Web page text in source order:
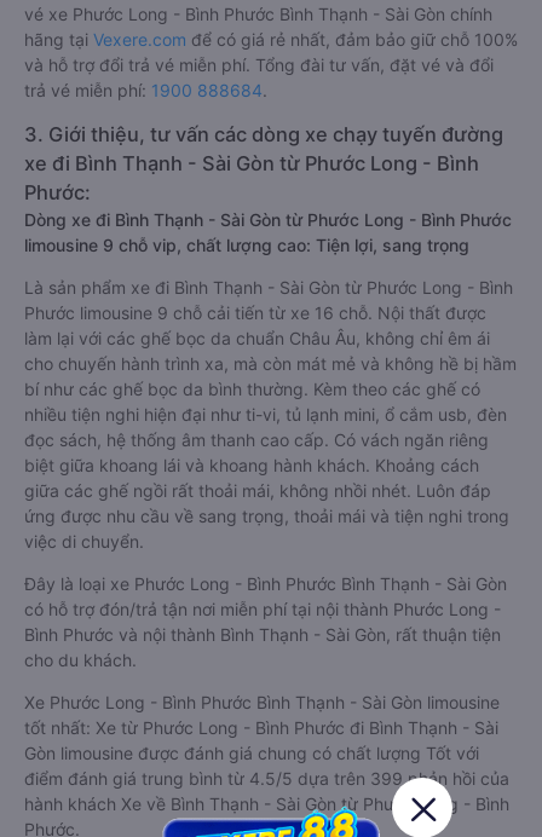
vé xe Phước Long - Bình Phước Bình Thạnh - Sài Gòn chính
hãng tại Vexere.com để có giá rẻ nhất, đảm bảo giữ chỗ 100%
và hỗ trợ đổi trả vé miễn phí. Tổng đài tư vấn, đặt vé và đổi
trả vé miễn phí: 1900 888684.
3. Giới thiệu, tư vấn các dòng xe chạy tuyến đường
xe đi Bình Thạnh - Sài Gòn từ Phước Long - Bình
Phước:
Dòng xe đi Bình Thạnh - Sài Gòn từ Phước Long - Bình Phước
limousine 9 chỗ vip, chất lượng cao: Tiện lợi, sang trọng
Là sản phẩm xe đi Bình Thạnh - Sài Gòn từ Phước Long - Bình
Phước limousine 9 chỗ cải tiến từ xe 16 chỗ. Nội thất được
làm lại với các ghế bọc da chuẩn Châu Âu, không chỉ êm ái
cho chuyến hành trình xa, mà còn mát mẻ và không hề bị hầm
bí như các ghế bọc da bình thường. Kèm theo các ghế có
nhiều tiện nghi hiện đại như ti-vi, tủ lạnh mini, ổ cắm usb, đèn
đọc sách, hệ thống âm thanh cao cấp. Có vách ngăn riêng
biệt giữa khoang lái và khoang hành khách. Khoảng cách
giữa các ghế ngồi rất thoải mái, không nhồi nhét. Luôn đáp
ứng được nhu cầu về sang trọng, thoải mái và tiện nghi trong
việc di chuyển.
Đây là loại xe Phước Long - Bình Phước Bình Thạnh - Sài Gòn
có hỗ trợ đón/trả tận nơi miễn phí tại nội thành Phước Long -
Bình Phước và nội thành Bình Thạnh - Sài Gòn, rất thuận tiện
cho du khách.
Xe Phước Long - Bình Phước Bình Thạnh - Sài Gòn limousine
tốt nhất: Xe từ Phước Long - Bình Phước đi Bình Thạnh - Sài
Gòn limousine được đánh giá chung có chất lượng Tốt với
điểm đánh giá trung bình từ 4.5/5 dựa trên 399 phản hồi của
hành khách Xe về Bình Thạnh - Sài Gòn từ Phước Long - Bình
Phước.